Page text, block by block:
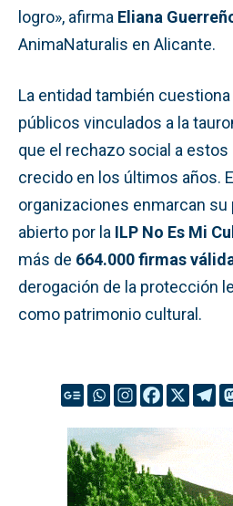
logro», afirma Eliana
AnimaNaturalis en Alicante.
La entidad también
públicos vinculados a la
que el rechazo social a
crecido en los últimos años.
organizaciones enmarcan
abierto por la ILP No Es Mi
más de 664.000 firmas
derogación de la protección
como patrimonio cultural.